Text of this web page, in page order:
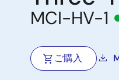
く
ず
MCI-HV-1
ご購入